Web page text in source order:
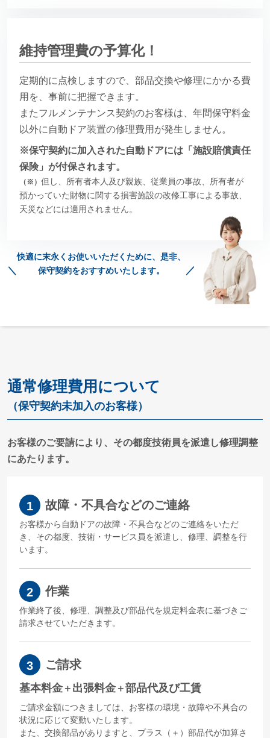
維持管理費の予算化！
定期的に点検しますので、部品交換や修理にかかる費
用を、事前に把握できます。
またフルメンテナンス契約のお客様は、年間保守料金
以外に自動ドア装置の修理費用が発生しません。
※保守契約に加入された自動ドアには「施設賠償責任
保険」が付保されます。
（※） 但し、所有者本人及び親族、従業員の事故、所有者が
預かっていた財物に関する損害施設の改修工事による事故、
天災などには適用されません。
快適に末永くお使いいただくために、 是非、
保守契約をおすすめいたします。
通常修理費用について
（保守契約未加入のお客様）
お客様のご要請により、その都度技術員を派遣し修理調整
にあたります。
1 故障・不具合などのご連絡
お客様から自動ドアの故障・不具合などのご連絡をいただ
き、その都度、技術・サービス員を派遣し、修理、調整を行
います。
2 作業
作業終了後、修理、調整及び部品代を規定料金表に基づきご
請求させていただきます。
3 ご請求
基本料金 ＋ 出張料金 ＋部品代及び工賃
ご請求金額につきましては、お客様の環境・故障や不具合の
状況に応じて変動いたします。
また、交換部品がありますと、プラス（＋）部品代が加算さ